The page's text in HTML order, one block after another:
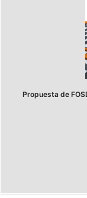
Propuesta de